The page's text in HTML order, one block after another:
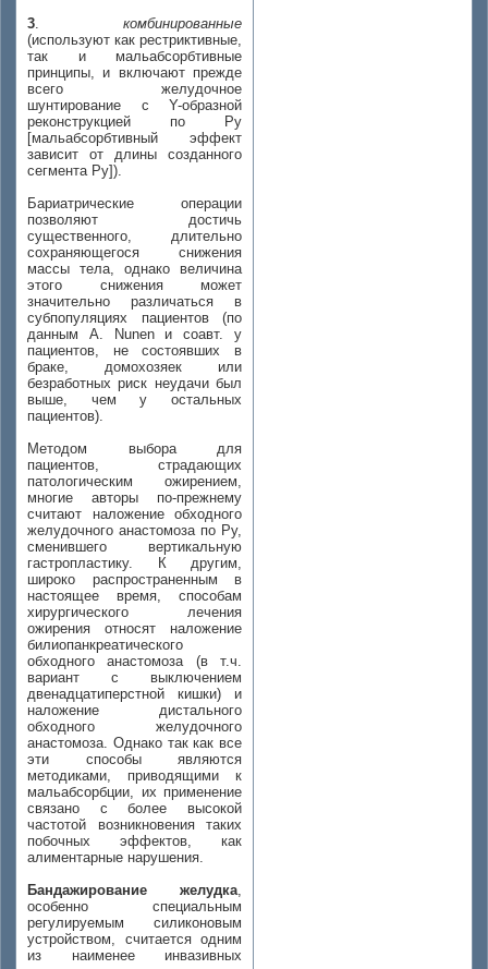
3. комбинированные
(используют как рестриктивные,
так и мальабсорбтивные
принципы, и включают прежде
всего желудочное
шунтирование с Y-образной
реконструкцией по Ру
[мальабсорбтивный эффект
зависит от длины созданного
сегмента Ру]).
Бариатрические операции
позволяют достичь
существенного, длительно
сохраняющегося снижения
массы тела, однако величина
этого снижения может
значительно различаться в
субпопуляциях пациентов (по
данным A. Nunen и соавт. у
пациентов, не состоявших в
браке, домохозяек или
безработных риск неудачи был
выше, чем у остальных
пациентов).
Методом выбора для
пациентов, страдающих
патологическим ожирением,
многие авторы по-прежнему
считают наложение обходного
желудочного анастомоза по Ру,
сменившего вертикальную
гастропластику. К другим,
широко распространенным в
настоящее время, способам
хирургического лечения
ожирения относят наложение
билиопанкреатического
обходного анастомоза (в т.ч.
вариант с выключением
двенадцатиперстной кишки) и
наложение дистального
обходного желудочного
анастомоза. Однако так как все
эти способы являются
методиками, приводящими к
мальабсорбции, их применение
связано с более высокой
частотой возникновения таких
побочных эффектов, как
алиментарные нарушения.
Бандажирование желудка,
особенно специальным
регулируемым силиконовым
устройством, считается одним
из наименее инвазивных